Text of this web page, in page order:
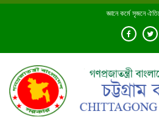
Skip
জ্ঞানে কর্মে সৃজনে